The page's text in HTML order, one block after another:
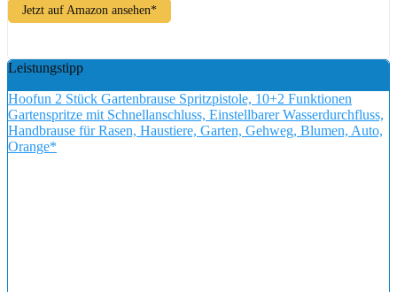
Jetzt auf Amazon ansehen*
Leistungstipp
Hoofun 2 Stück Gartenbrause Spritzpistole, 10+2 Funktionen
Gartenspritze mit Schnellanschluss, Einstellbarer Wasserdurchfluss,
Handbrause für Rasen, Haustiere, Garten, Gehweg, Blumen, Auto,
Orange*